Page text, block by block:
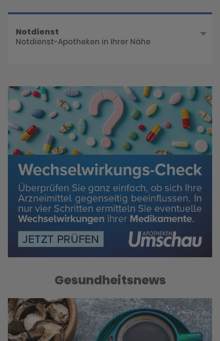
Notdienst
Notdienst-Apotheken in Ihrer Nähe
Gesundheitsnews